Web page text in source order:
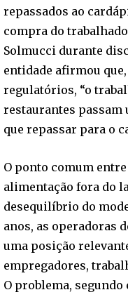
repassados ao
compra do
Solmucci durante
entidade afirmou
regulatórios, “o
restaurantes passam
que repassar para o
O ponto comum
alimentação fora do
desequilíbrio do
anos, as operadoras
uma posição
empregadores,
O problema, segundo